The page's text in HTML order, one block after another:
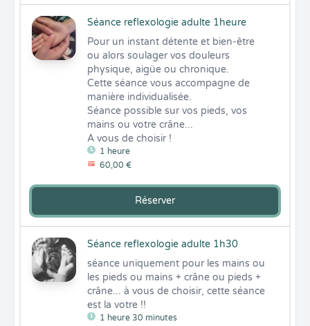
Séance reflexologie adulte 1heure
1 heure
60,00 €
Pour un instant détente et bien-être
ou alors soulager vos douleurs
physique, aigüe ou chronique.
Cette séance vous accompagne de
manière individualisée.
Séance possible sur vos pieds, vos
mains ou votre crâne...
A vous de choisir !
Réserver
Séance reflexologie adulte 1h30
1 heure 30 minutes
séance uniquement pour les mains ou
les pieds ou mains + crâne ou pieds +
crâne... à vous de choisir, cette séance
est la votre !!